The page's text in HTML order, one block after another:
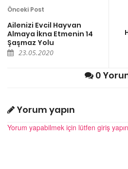
Önceki Post
Ailenizi Evcil Hayvan
Almaya İkna Etmenin 14
Şaşmaz Yolu
23.05.2020
0
Yorum yapın
Yorum yapabilmek için lütfen giriş